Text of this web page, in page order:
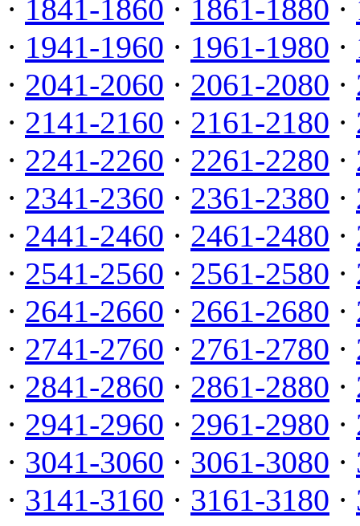
· 1841-1860 · 1861-1880 ·
· 1941-1960 · 1961-1980 ·
· 2041-2060 · 2061-2080 ·
· 2141-2160 · 2161-2180 ·
· 2241-2260 · 2261-2280 ·
· 2341-2360 · 2361-2380 ·
· 2441-2460 · 2461-2480 ·
· 2541-2560 · 2561-2580 ·
· 2641-2660 · 2661-2680 ·
· 2741-2760 · 2761-2780 ·
· 2841-2860 · 2861-2880 ·
· 2941-2960 · 2961-2980 ·
· 3041-3060 · 3061-3080 ·
· 3141-3160 · 3161-3180 ·